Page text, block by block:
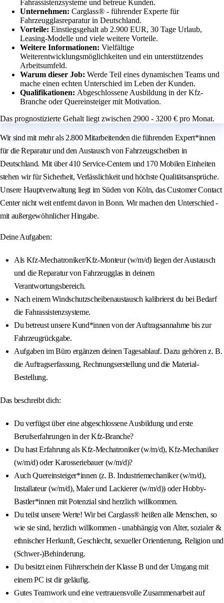
Fahrassistenzsysteme und betreue Kunden.
Unternehmen: Carglass® - führender Experte für
Fahrzeugglasreparatur in Deutschland.
Vorteile: Einstiegsgehalt ab 2.900 EUR, 30 Tage Urlaub,
Leasing-Modelle und viele weitere Vorteile.
Weitere Informationen: Vielfältige
Weiterentwicklungsmöglichkeiten und ein unterstützendes
Arbeitsumfeld.
Warum dieser Job: Werde Teil eines dynamischen Teams und
mache einen echten Unterschied im Leben der Kunden.
Qualifikationen: Abgeschlossene Ausbildung in der Kfz-
Branche oder Quereinsteiger mit Motivation.
Das prognostizierte Gehalt liegt zwischen 2900 - 3200 € pro Monat.
Wir sind mit mehr als 2.800 Mitarbeitenden die führenden Expert*innen
für die Reparatur und den Austausch von Fahrzeugscheiben in
Deutschland. Mit über 410 Service-Centern und 170 Mobilen Einheiten
stehen wir für Sicherheit, Verlässlichkeit und höchste Qualitätsansprüche.
Unsere Hauptverwaltung liegt im Süden von Köln, das Customer Contact
Center nicht weit entfernt davon in Bonn. Wir machen den Unterschied -
mit außergewöhnlicher Hingabe.
Deine Aufgaben:
Als Kfz-Mechatroniker/Kfz-Monteur (w/m/d) liegen der Austausch
und die Reparatur von Fahrzeugglas in deinem
Verantwortungsbereich.
Nach einem Windschutzscheibenaustausch kalibrierst du bei Bedarf
die Fahrassistenzsysteme.
Du betreust unsere Kund*innen von der Auftragsannahme bis zur
Fahrzeugrückgabe.
Aufgaben im Büro ergänzen deinen Tagesablauf. Dazu gehören z. B.
die Auftragserfassung, Rechnungserstellung und die Material-
Bestellung.
Das beschreibt dich:
Du verfügst über eine abgeschlossene Ausbildung und erste
Berufserfahrungen in der Kfz-Branche?
Du hast Erfahrung als Kfz-Mechatroniker (w/m/d), Kfz-Mechaniker
(w/m/d) oder Karosseriebauer (w/m/d)?
Auch Quereinsteiger*innen (z. B. Industriemechaniker (w/m/d),
Installateur (w/m/d), Maler und Lackierer (w/m/d)) oder Hobby-
Bastler*innen mit Potenzial sind herzlich willkommen.
Du teilst unsere Werte! Wir bei Carglass® heißen alle Menschen, so
wie sie sind, herzlich willkommen - unabhängig von Alter, sozialer &
ethnischer Herkunft, Geschlecht, sexueller Orientierung, Religion und
(Schwer-)Behinderung.
Du besitzt einen Führerschein der Klasse B und der Umgang mit
einem PC ist dir geläufig.
Gutes Teamwork und eine vertrauensvolle Zusammenarbeit auf